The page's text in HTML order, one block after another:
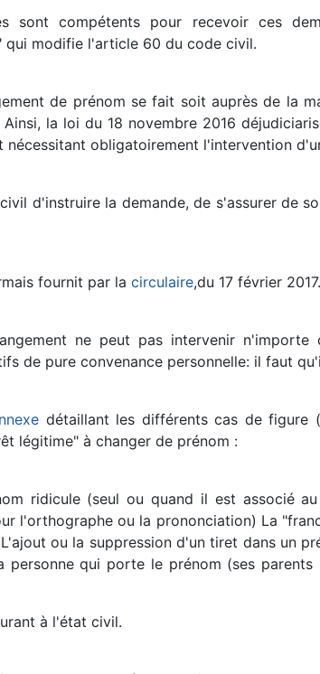
sont compétents pour recevoir ces
qui modifie l'article 60 du code civil.
de prénom se fait soit auprès de la
la loi du 18 novembre 2016
obligatoirement l'intervention
d'instruire la demande, de s'assurer de
fournit par la circulaire,du 17 février 2017.
ne peut pas intervenir
de pure convenance personnelle: il faut
détaillant les différents cas de figure
légitime" à changer de prénom :
ridicule (seul ou quand il est associé
l'orthographe ou la prononciation) La
ou la suppression d'un tiret dans un
qui porte le prénom (ses
à l'état civil.